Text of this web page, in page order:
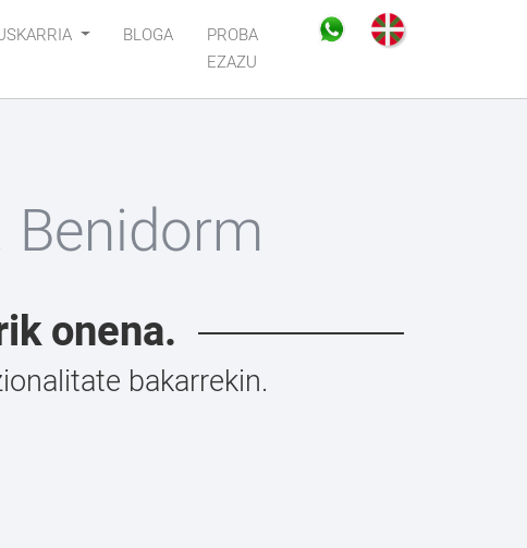
BLOGA
PROBA
EZAZU
Benidorm
onena.
bakarrekin.